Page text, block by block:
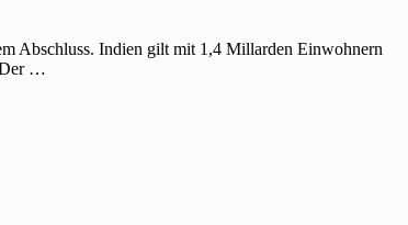
Abschluss. Indien gilt mit 1,4 Millarden Einwohnern
Der …